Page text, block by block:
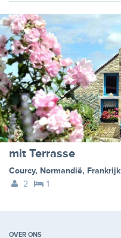
mit Terrasse
Courcy, Normandië, Frankrijk
2
1
OVER ONS